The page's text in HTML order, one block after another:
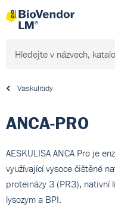
Vaskulitidy
ANCA-PRO
AESKULISA ANCA Pro je
využívající vysoce čištěné
proteinázy 3 (PR3), nativní
lysozym a BPI.